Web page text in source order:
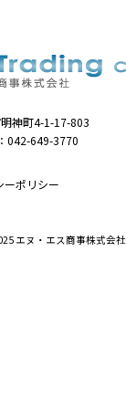
神町4-1-17-803
042-649-3770
ーポリシー
エヌ・エス商事株式会社